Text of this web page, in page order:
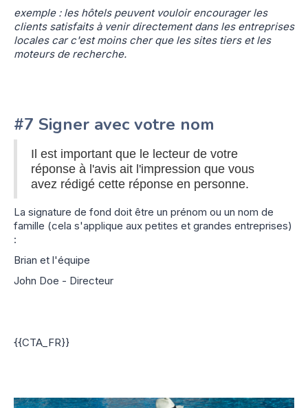
exemple : les hôtels peuvent vouloir encourager les
clients satisfaits à venir directement dans les entreprises
locales car c'est moins cher que les sites tiers et les
moteurs de recherche.
#7 Signer avec votre nom
Il est important que le lecteur de votre
réponse à l'avis ait l'impression que vous
avez rédigé cette réponse en personne.
La signature de fond doit être un prénom ou un nom de
famille (cela s'applique aux petites et grandes entreprises)
:
Brian et l'équipe
John Doe - Directeur
{{CTA_FR}}